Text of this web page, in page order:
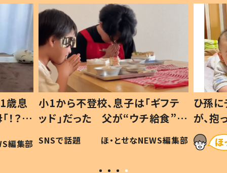
歳息
？」
編集部
小1から不登校、息子は「ギフテ
ッド」だった 父が“ウチ給食”を
作り続ける理由とは #令和の親
#令和の子
SNSで話題 ほ・とせなNEWS編集部
ひ孫
が、
「涙が
い」